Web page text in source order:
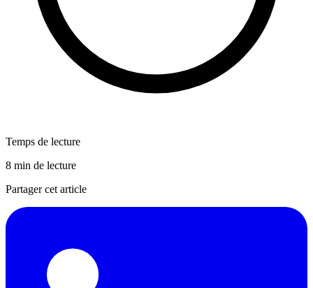
Temps de lecture
8 min de lecture
Partager cet article